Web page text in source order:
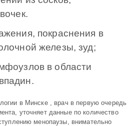
покраснения в
железы, зуд;
в области
в Минске , врач в первую очередь
уточняет данные по количество
менопаузы, внимательно